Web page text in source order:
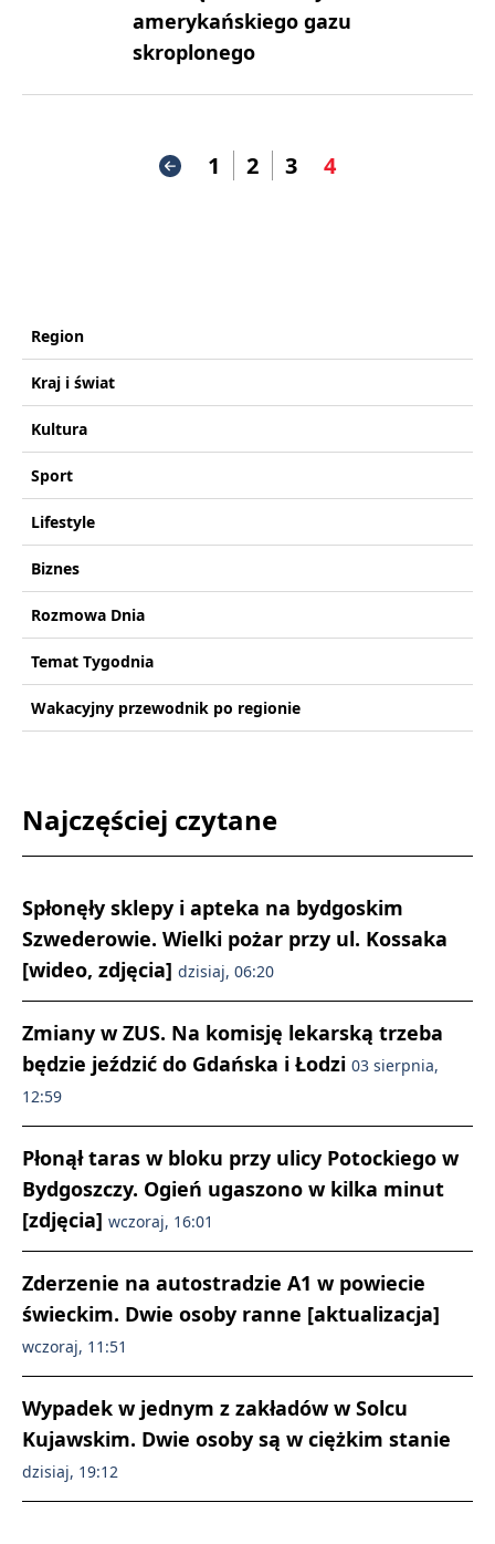
amerykańskiego gazu
skroplonego
1 2 3 4
Region
Kraj i świat
Kultura
Sport
Lifestyle
Biznes
Rozmowa Dnia
Temat Tygodnia
Wakacyjny przewodnik po regionie
Najczęściej czytane
Spłonęły sklepy i apteka na bydgoskim
Szwederowie. Wielki pożar przy ul. Kossaka
[wideo, zdjęcia] dzisiaj, 06:20
Zmiany w ZUS. Na komisję lekarską trzeba
będzie jeździć do Gdańska i Łodzi 03 sierpnia,
12:59
Płonął taras w bloku przy ulicy Potockiego w
Bydgoszczy. Ogień ugaszono w kilka minut
[zdjęcia] wczoraj, 16:01
Zderzenie na autostradzie A1 w powiecie
świeckim. Dwie osoby ranne [aktualizacja]
wczoraj, 11:51
Wypadek w jednym z zakładów w Solcu
Kujawskim. Dwie osoby są w ciężkim stanie
dzisiaj, 19:12